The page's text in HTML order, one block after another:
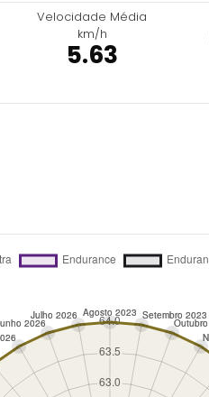
Velocidade Média
km/h
5.63